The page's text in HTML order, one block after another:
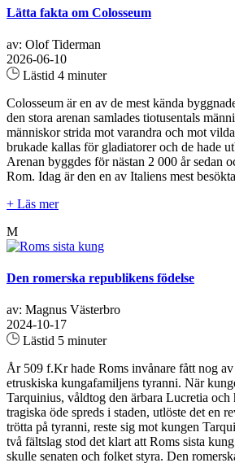
Lätta fakta om Colosseum
av: Olof Tiderman
2026-06-10
Lästid 4 minuter
Colosseum är en av de mest kända
den stora arenan samlades tiotusentals
människor strida mot varandra och mot
brukade kallas för gladiatorer och de hade
Arenan byggdes för nästan 2 000 år sedan
Rom. Idag är den en av Italiens mest
+ Läs mer
M
Den romerska republikens födelse
av: Magnus Västerbro
2024-10-17
Lästid 5 minuter
År 509 f.Kr hade Roms invånare fått nog av
etruskiska kungafamiljens tyranni. När
Tarquinius, våldtog den ärbara Lucretia och
tragiska öde spreds i staden, utlöste det en
trötta på tyranni, reste sig mot kungen
två fältslag stod det klart att Roms sista
skulle senaten och folket styra. Den